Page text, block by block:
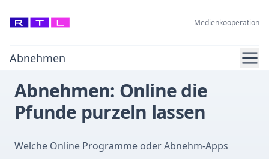
Medienkooperation
Abnehmen
Abnehmen: Online die
Pfunde purzeln lassen
Welche Online Programme oder Abnehm-Apps